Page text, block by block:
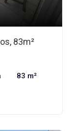
83m²
83 m²